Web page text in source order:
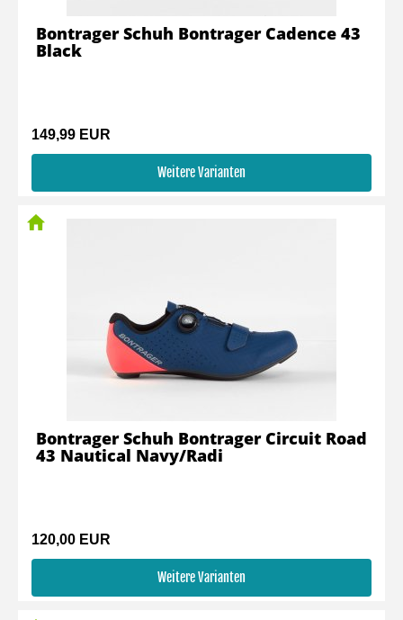
149,99 EUR
Weitere Varianten
Bontrager Schuh Bontrager Cadence 43
Black
120,00 EUR
Weitere Varianten
Bontrager Schuh Bontrager Circuit Road
43 Nautical Navy/Radi